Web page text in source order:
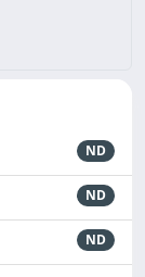
ND
ND
ND